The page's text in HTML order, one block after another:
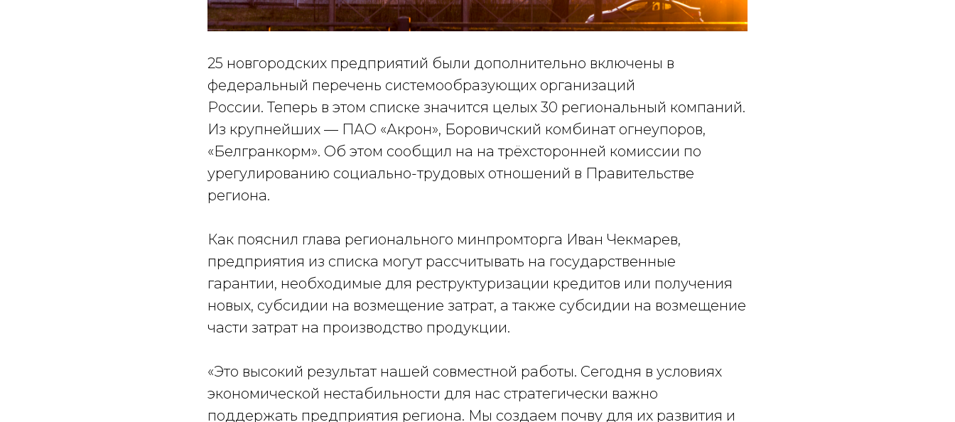
25 новгородских предприятий были дополнительно включены в
федеральный перечень системообразующих организаций
России. Теперь в этом списке значится целых 30 региональный компаний.
Из крупнейших — ПАО «Акрон», Боровичский комбинат огнеупоров,
«Белгранкорм». Об этом сообщил на на трёхсторонней комиссии по
урегулированию социально-трудовых отношений в Правительстве
региона.
Как пояснил глава регионального минпромторга Иван Чекмарев,
предприятия из списка могут рассчитывать на государственные
гарантии, необходимые для реструктуризации кредитов или получения
новых, субсидии на возмещение затрат, а также субсидии на возмещение
части затрат на производство продукции.
«Это высокий результат нашей совместной работы. Сегодня в условиях
экономической нестабильности для нас стратегически важно
поддержать предприятия региона. Мы создаем почву для их развития и